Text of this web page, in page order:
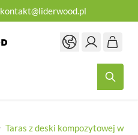
kontakt@liderwood.pl
Taras z deski kompozytowej w